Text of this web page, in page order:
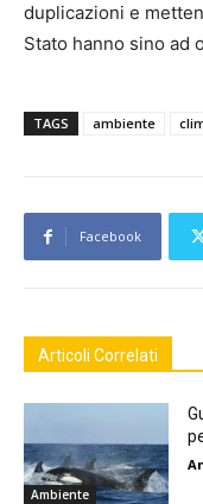
duplicazioni e
Stato hanno sino ad
TAGS ambiente
Facebook
Articoli Correlati
Ambiente